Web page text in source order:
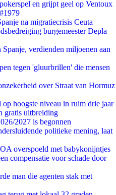
en grijpt geel op Ventoux
na migratiecrisis Ceuta
burgemeester Depla
verdienden miljoenen aan
tegen 'gluurbrillen' die mensen
over Straat van Hormuz
hoogste niveau in ruim drie jaar
gratis uitbreiding
2027 is begonnen
politieke mening, laat
overspoeld met babykonijntjes
compensatie voor schade door
man die agenten stak met